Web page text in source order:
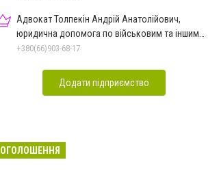
Адвокат Толпекін Андрій Анатолійович,
юридична допомога по військовим та іншим
справам
+380(66)903-68-17
Додати підприємство
ОГОЛОШЕННЯ